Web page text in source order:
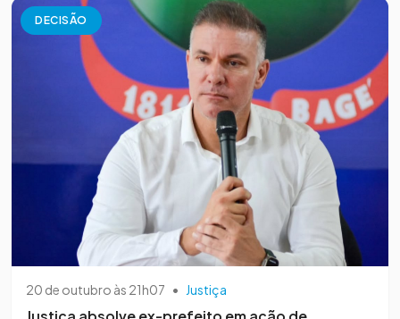
DECISÃO
20 de outubro às 21h07 • Justiça